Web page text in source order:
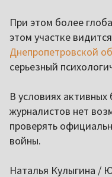
При этом более
этом участке
Днепропетровской
серьезный
В условиях
журналистов нет
проверять
войны.
Наталья Кулыгина /